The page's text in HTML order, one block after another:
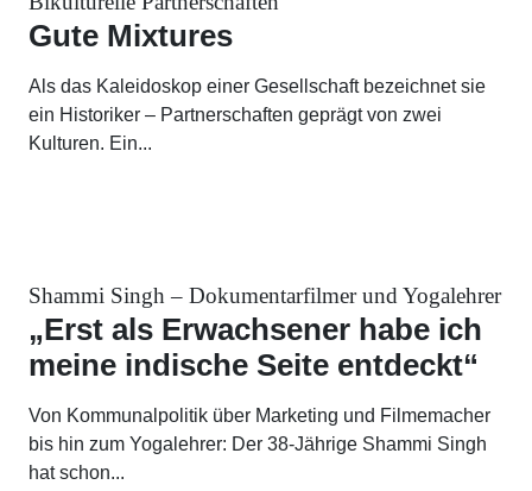
Gute Mixtures
Als das Kaleidoskop einer Gesellschaft bezeichnet sie
ein Historiker – Partnerschaften geprägt von zwei
Kulturen. Ein...
Shammi Singh – Dokumentarfilmer und Yogalehrer
„Erst als Erwachsener habe ich
meine indische Seite entdeckt“
Von Kommunalpolitik über Marketing und Filmemacher
bis hin zum Yogalehrer: Der 38-Jährige Shammi Singh
hat schon...